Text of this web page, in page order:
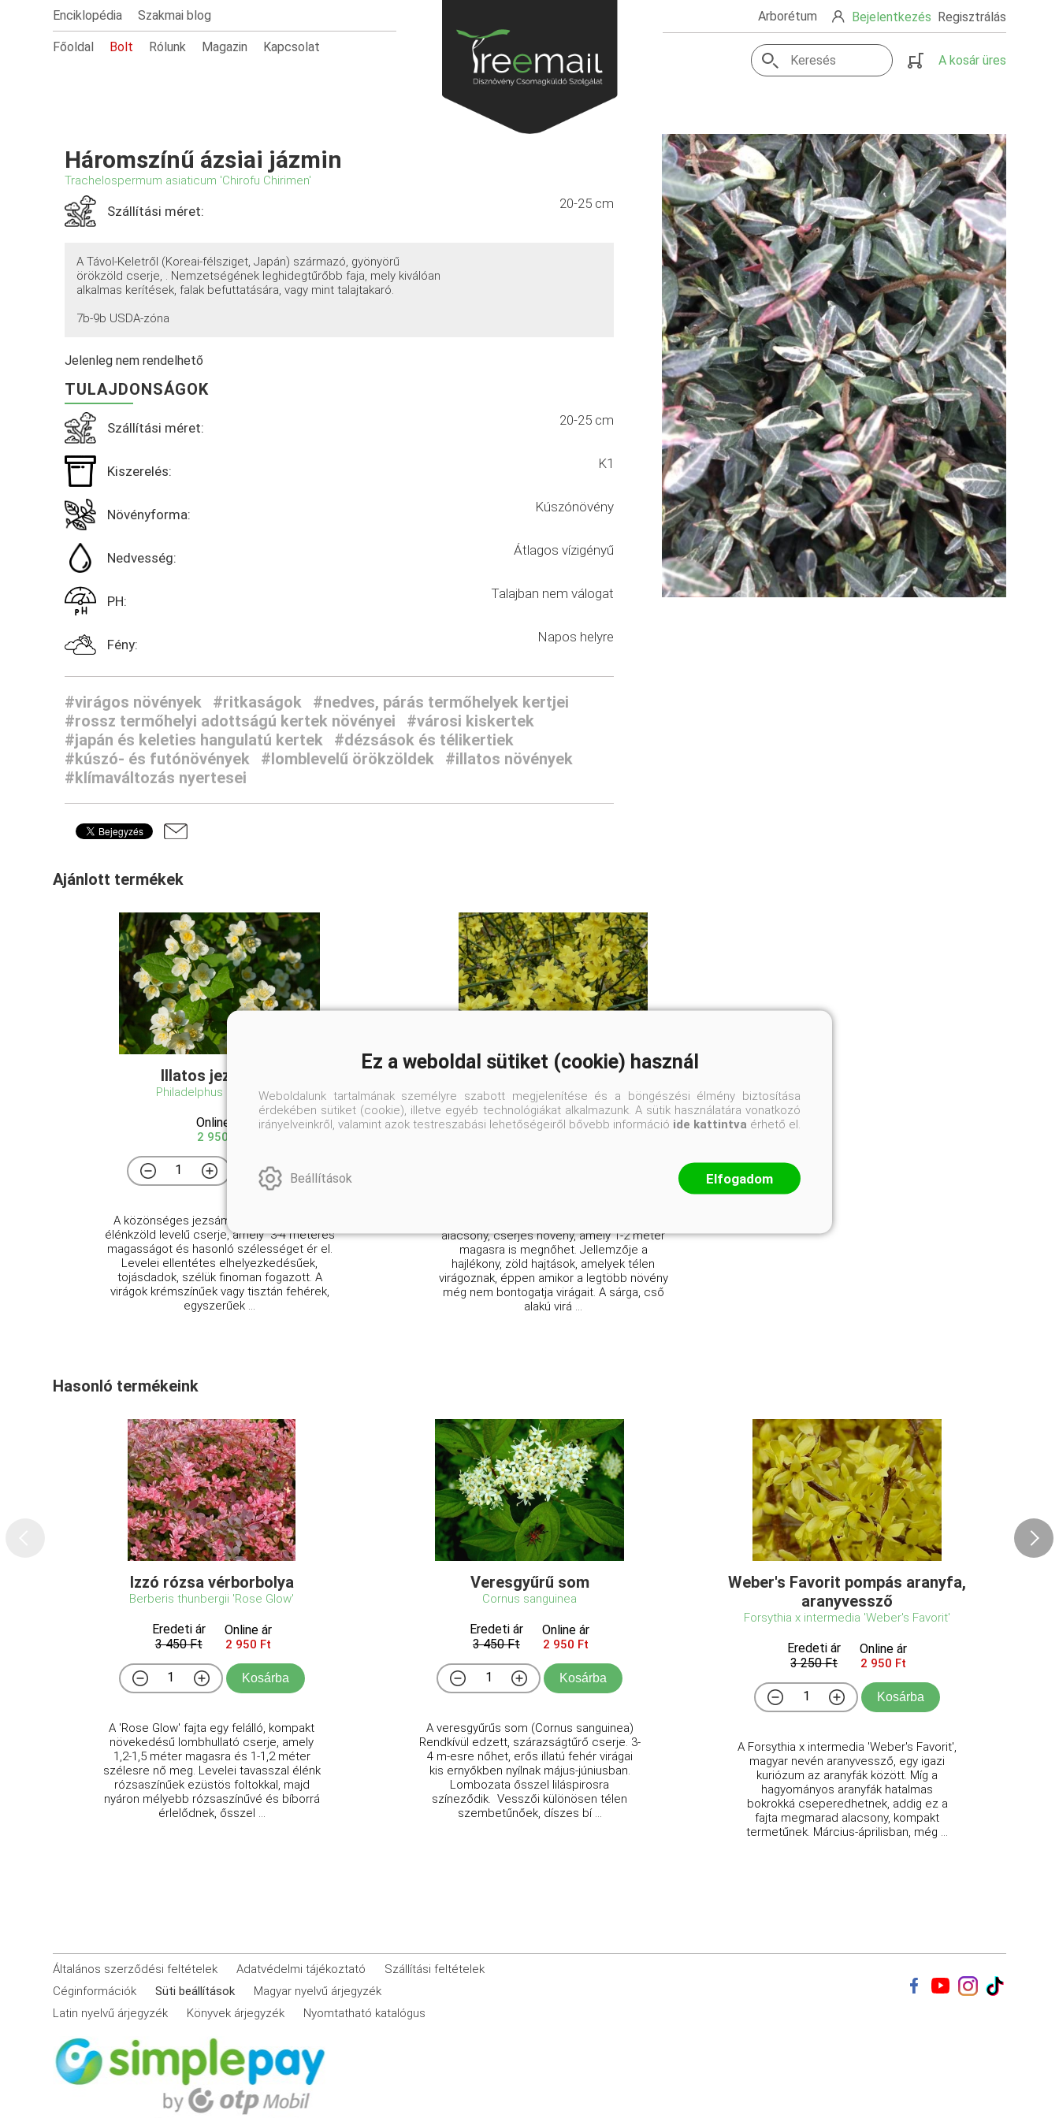
Enciklopédia Szakmai blog
Főoldal Bolt Rólunk Magazin Kapcsolat
Arborétum Bejelentkezés Regisztrálás
A kosár üres
Háromszínű ázsiai jázmin
Trachelospermum asiaticum 'Chirofu Chirimen'
Szállítási méret: 20-25 cm
A Távol-Keletről (Koreai-félsziget, Japán) származó, gyönyörű
örökzöld cserje, . Nemzetségének leghidegtűrőbb faja, mely kiválóan
alkalmas kerítések, falak befuttatására, vagy mint talajtakaró.
7b-9b USDA-zóna
Jelenleg nem rendelhető
TULAJDONSÁGOK
Szállítási méret: 20-25 cm
Kiszerelés: K1
Növényforma: Kúszónövény
Nedvesség: Átlagos vízigényű
PH: Talajban nem válogat
Fény: Napos helyre
#virágos növények #ritkaságok
#nedves, párás termőhelyek kertjei
#rossz termőhelyi adottságú kertek növényei
#városi kiskertek
#japán és keleties hangulatú kertek
#dézsások és télikertiek
#kúszó- és futónövények
#lomblevelű örökzöldek
#illatos növények
#klímaváltozás nyertesei
Ajánlott termékek
Illatos jezsámen
Philadelphus coronarius
Online ár
2 950 Ft
Kosárba
A közönséges jezsámen egy robosztus,
élénkzöld levelű cserje, amely 3-4 méteres
magasságot és hasonló szélességet ér el.
Levelei ellentétes elhelyezkedésűek,
tojásdadok, szélük finoman fogazott. A
virágok krémszínűek vagy tisztán fehérek,
egyszerűek ...
Téli jázmin
Jasminum nudiflorum
Eredeti ár
Online ár
alacsony, cserjés növény, amely 1-2 méter
magasra is megnőhet. Jellemzője a
hajlékony, zöld hajtások, amelyek télen
virágoznak, éppen amikor a legtöbb növény
még nem bontogatja virágait. A sárga, cső
alakú virá ...
Hasonló termékeink
Izzó rózsa vérborbolya
Berberis thunbergii 'Rose Glow'
Eredeti ár
3 450 Ft
Online ár
2 950 Ft
Kosárba
A 'Rose Glow' fajta egy felálló, kompakt
növekedésű lombhullató cserje, amely
1,2-1,5 méter magasra és 1-1,2 méter
szélesre nő meg. Levelei tavasszal élénk
rózsaszínűek ezüstös foltokkal, majd
nyáron mélyebb rózsaszínűvé és bíborrá
érlelődnek, ősszel ...
Veresgyűrű som
Cornus sanguinea
Eredeti ár
3 450 Ft
Online ár
2 950 Ft
Kosárba
A veresgyűrűs som (Cornus sanguinea)
Rendkívül edzett, szárazságtűrő cserje. 3-
4 m-esre nőhet, erős illatú fehér virágai
kis ernyőkben nyílnak május-júniusban.
Lombozata ősszel liláspirosra
színeződik. Vesszői különösen télen
szembetűnőek, díszes bí ...
Weber's Favorit pompás aranyfa,
aranyvessző
Forsythia x intermedia 'Weber's Favorit'
Eredeti ár
3 250 Ft
Online ár
2 950 Ft
Kosárba
A Forsythia x intermedia 'Weber's Favorit',
magyar nevén aranyvessző, egy igazi
kuriózum az aranyfák között. Míg a
hagyományos aranyfák hatalmas
bokrokká cseperedhetnek, addig ez a
fajta megmarad alacsony, kompakt
termetűnek. Március-áprilisban, még ...
Általános szerződési feltételek Adatvédelmi tájékoztató
Szállítási feltételek
Céginformációk
Süti beállítások
Magyar nyelvű árjegyzék
Latin nyelvű árjegyzék
Könyvek árjegyzék Nyomtatható katalógus
Ez a weboldal sütiket (cookie) használ
Weboldalunk tartalmának személyre szabott megjelenítése és a böngészési élmény biztosítása
érdekében sütiket (cookie), illetve egyéb technológiákat alkalmazunk. A sütik használatára vonatkozó
irányelveinkről, valamint azok testreszabási lehetőségeiről bővebb információ ide kattintva érhető el.
Beállítások Elfogadom